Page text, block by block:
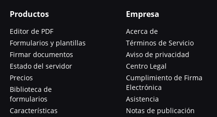
Productos
Editor de PDF
Formularios y plantillas
Firmar documentos
Estado del servidor
Precios
Biblioteca de
formularios
Características
Empresa
Acerca de
Términos de Servicio
Aviso de privacidad
Centro Legal
Cumplimiento de Firma
Electrónica
Asistencia
Notas de publicación